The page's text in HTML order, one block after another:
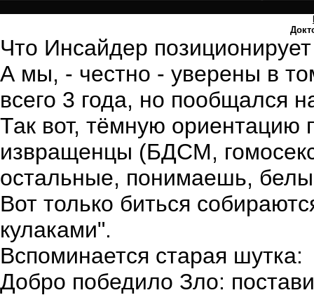
Что Инсайдер
А мы, - честно - уверены в
всего 3 года, но пообщался
Так вот, тёмную ориентацию
извращенцы (БДСМ,
остальные, понимаешь,
Вот только биться
кулаками".
Вспоминается старая шутка:
Добро победило Зло: